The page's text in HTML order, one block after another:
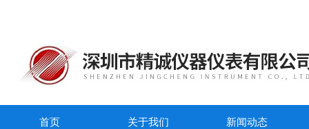
首页 关于我们 新闻动态